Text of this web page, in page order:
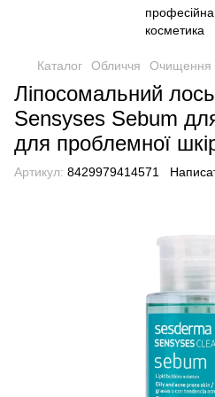
Каталог Обличчя Очищення
Ліпосомальний
Sensyses Sebum
для проблемної
Артикул: 8429979414571